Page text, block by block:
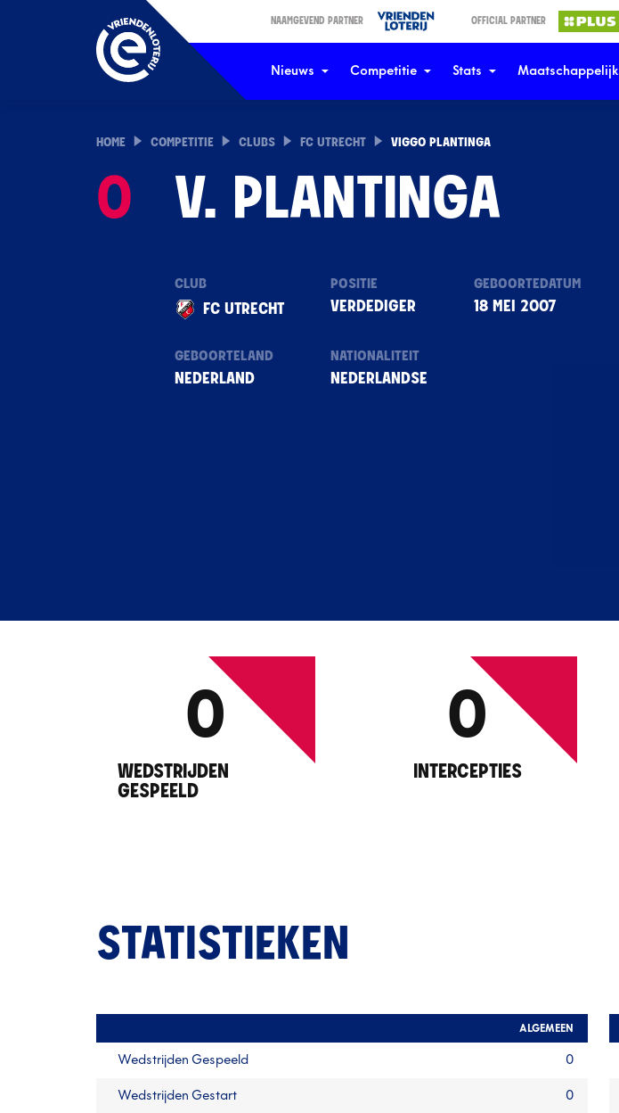
NAAMGEVEND PARTNER OFFICIAL PARTNER
Nieuws Competitie Stats Maatschappelijk
HOME COMPETITIE CLUBS FC UTRECHT VIGGO PLANTINGA
0 V. PLANTINGA
CLUB
FC UTRECHT
POSITIE
VERDEDIGER
GEBOORTEDATUM
18 MEI 2007
GEBOORTELAND
NEDERLAND
NATIONALITEIT
NEDERLANDSE
0
WEDSTRIJDEN
GESPEELD
0
INTERCEPTIES
STATISTIEKEN
ALGEMEEN
Wedstrijden Gespeeld 0
Wedstrijden Gestart 0